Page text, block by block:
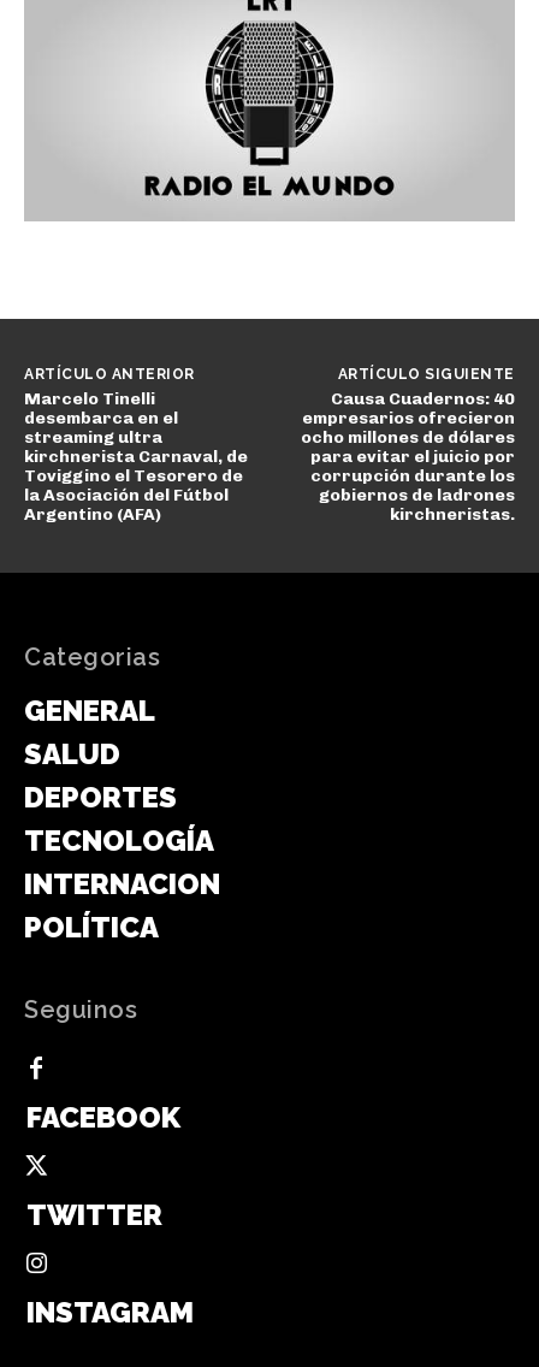
ARTÍCULO ANTERIOR
Marcelo Tinelli
desembarca en el
streaming ultra
kirchnerista Carnaval, de
Toviggino el Tesorero de
la Asociación del Fútbol
Argentino (AFA)
ARTÍCULO SIGUIENTE
Causa Cuadernos: 40
empresarios ofrecieron
ocho millones de dólares
para evitar el juicio por
corrupción durante los
gobiernos de ladrones
kirchneristas.
Categorias
GENERAL
SALUD
DEPORTES
TECNOLOGÍA
INTERNACIONAL
POLÍTICA
Seguinos
FACEBOOK
TWITTER
INSTAGRAM